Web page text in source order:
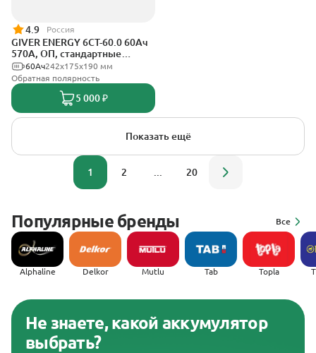
4.9 Россия
GIVER ENERGY 6СТ-60.0 60Ач
570А, ОП, стандартные
клеммы242х175х190 мм
60Ач
Обратная полярность
5 000 ₽
Показать ещё
1 2 20
Популярные бренды Все
Alphaline Delkor Mutlu Tab Topla
Не знаете, какой аккумулятор
выбрать?